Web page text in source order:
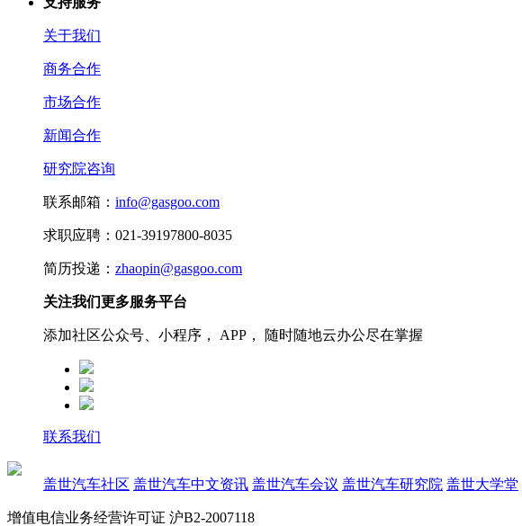
关于我们
商务合作
市场合作
新闻合作
研究院咨询
联系邮箱： info@gasgoo.com
求职应聘：021-39197800-8035
简历投递： zhaopin@gasgoo.com
关注我们更多服务平台
添加社区公众号、小程序， APP， 随时随地云办公尽在掌握
联系我们
盖世汽车社区 盖世汽车中文资讯 盖世汽车会议 盖世汽车研究院 盖世大学堂
增值电信业务经营许可证 沪B2-2007118